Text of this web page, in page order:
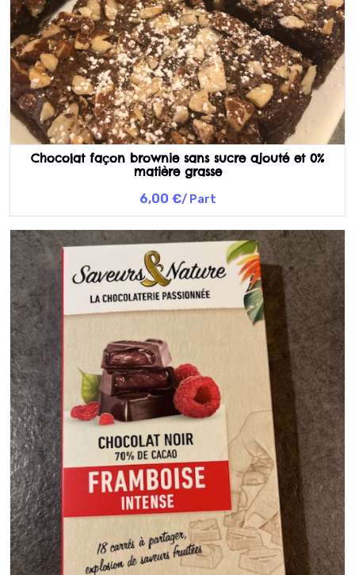
Chocolat façon brownie sans sucre ajouté et 0%
matière grasse
6,00 €/ Part